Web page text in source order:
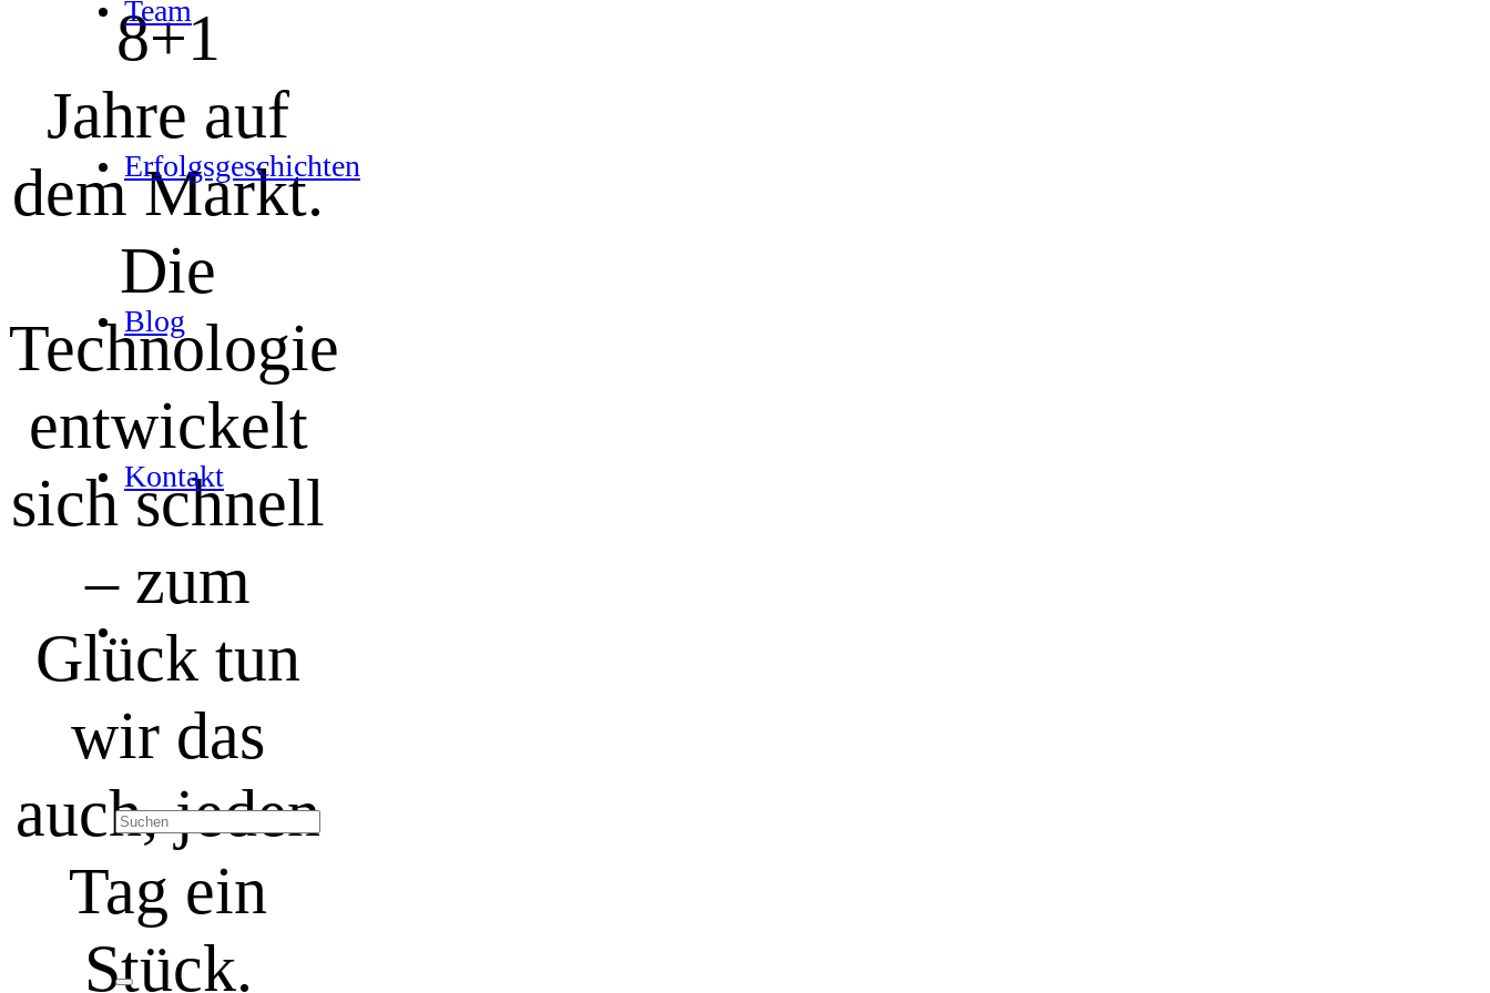
Team
Erfolgs­ge­schich­ten
Blog
Kon­takt
8+1
Jahre auf
dem Markt.
Die
Technologie
entwickelt
sich schnell
– zum
Glück tun
wir das
auch, jeden
Tag ein
Stück.